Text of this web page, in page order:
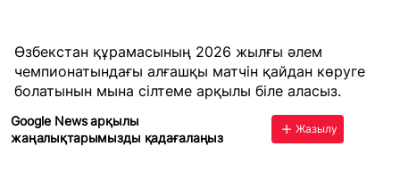
Өзбекстан құрамасының 2026 жылғы әлем
чемпионатындағы алғашқы матчін қайдан көруге
болатынын мына сілтеме арқылы біле аласыз.
Google News арқылы
жаңалықтарымызды қадағалаңыз
Жазылу